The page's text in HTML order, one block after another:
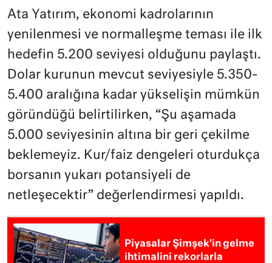
Ata Yatırım, ekonomi kadrolarının
yenilenmesi ve normalleşme teması ile ilk
hedefin 5.200 seviyesi olduğunu paylaştı.
Dolar kurunun mevcut seviyesiyle 5.350-
5.400 aralığına kadar yükselişin mümkün
göründüğü belirtilirken, “Şu aşamada
5.000 seviyesinin altına bir geri çekilme
beklemeyiz. Kur/faiz dengeleri oturdukça
borsanın yukarı potansiyeli de
netleşecektir” değerlendirmesi yapıldı.
Piyasalar Şimşek’in gelme
ihtimalini rekorlarla